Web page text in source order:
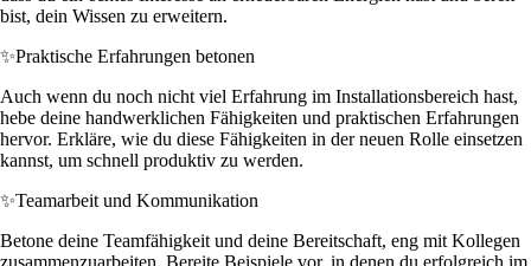
bist, dein Wissen zu erweitern.
✨Praktische Erfahrungen betonen
Auch wenn du noch nicht viel Erfahrung im Installationsbereich hast,
hebe deine handwerklichen Fähigkeiten und praktischen Erfahrungen
hervor. Erkläre, wie du diese Fähigkeiten in der neuen Rolle einsetzen
kannst, um schnell produktiv zu werden.
✨Teamarbeit und Kommunikation
Betone deine Teamfähigkeit und deine Bereitschaft, eng mit Kollegen
zusammenzuarbeiten. Bereite Beispiele vor, in denen du erfolgreich im